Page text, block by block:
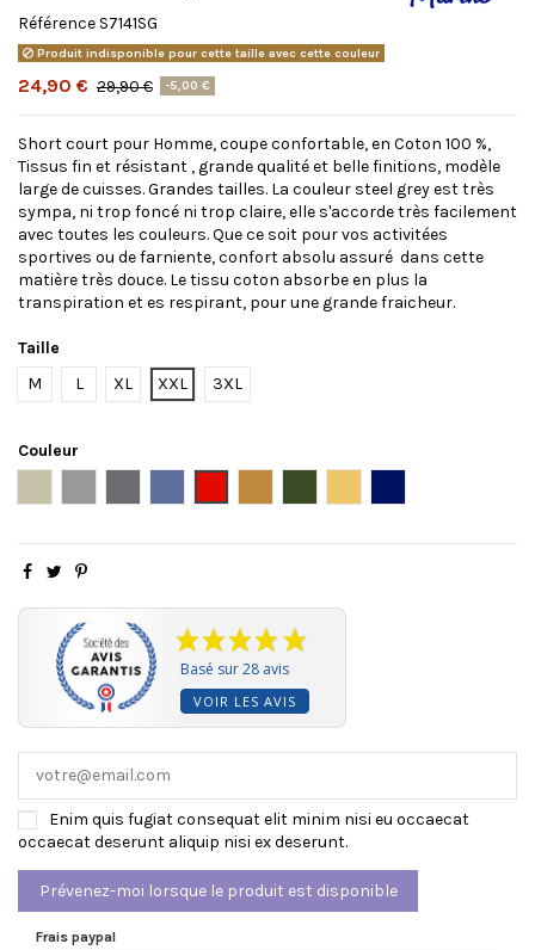
Référence S7141SG
Produit indisponible pour cette taille avec cette couleur
24,90 € 29,90 € -5,00 €
Short court pour Homme, coupe confortable, en Coton 100 %,
Tissus fin et résistant , grande qualité et belle finitions, modèle
large de cuisses. Grandes tailles. La couleur steel grey est très
sympa, ni trop foncé ni trop claire, elle s'accorde très facilement
avec toutes les couleurs. Que ce soit pour vos activitées
sportives ou de farniente, confort absolu assuré dans cette
matière très douce. Le tissu coton absorbe en plus la
transpiration et es respirant, pour une grande fraicheur.
Taille
M
L XL XXL 3XL
Couleur
Basé sur 28 avis
VOIR LES AVIS
Enim quis fugiat consequat elit minim nisi eu occaecat
occaecat deserunt aliquip nisi ex deserunt.
Frais paypal